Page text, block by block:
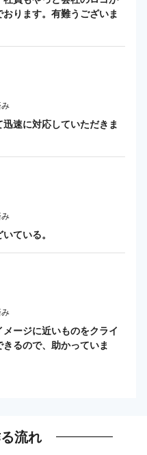
ります。有難うございま
速に対応していただきま
ている。
ージに近いものをクライ
るので、助かっていま
流れ